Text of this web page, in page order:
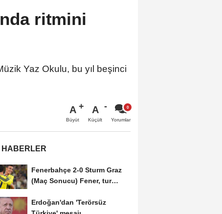
ritmini
Yaz Okulu, bu yıl beşinci
A
Büyüt
A
Küçült Yorumlar
HABERLER
Fenerbahçe 2-0 Sturm Graz
(Maç Sonucu) Fener, tur
Erdoğan'dan 'Terörsüz